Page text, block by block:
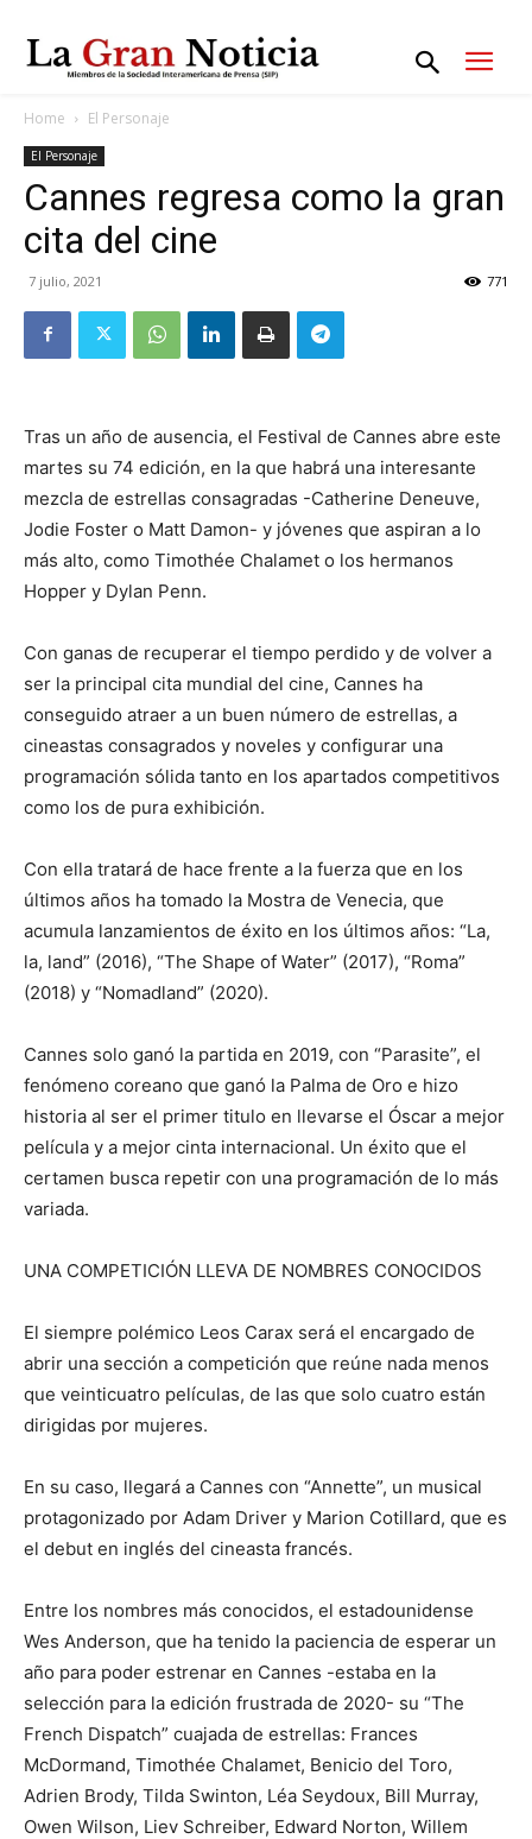
Home El Personaje
El Personaje
Cannes regresa como la gran
cita del cine
7 julio, 2021 771
Tras un año de ausencia, el Festival de Cannes abre este
martes su 74 edición, en la que habrá una interesante
mezcla de estrellas consagradas -Catherine Deneuve,
Jodie Foster o Matt Damon- y jóvenes que aspiran a lo
más alto, como Timothée Chalamet o los hermanos
Hopper y Dylan Penn.
Con ganas de recuperar el tiempo perdido y de volver a
ser la principal cita mundial del cine, Cannes ha
conseguido atraer a un buen número de estrellas, a
cineastas consagrados y noveles y configurar una
programación sólida tanto en los apartados competitivos
como los de pura exhibición.
Con ella tratará de hace frente a la fuerza que en los
últimos años ha tomado la Mostra de Venecia, que
acumula lanzamientos de éxito en los últimos años: “La,
la, land” (2016), “The Shape of Water” (2017), “Roma”
(2018) y “Nomadland” (2020).
Cannes solo ganó la partida en 2019, con “Parasite”, el
fenómeno coreano que ganó la Palma de Oro e hizo
historia al ser el primer titulo en llevarse el Óscar a mejor
película y a mejor cinta internacional. Un éxito que el
certamen busca repetir con una programación de lo más
variada.
UNA COMPETICIÓN LLEVA DE NOMBRES CONOCIDOS
El siempre polémico Leos Carax será el encargado de
abrir una sección a competición que reúne nada menos
que veinticuatro películas, de las que solo cuatro están
dirigidas por mujeres.
En su caso, llegará a Cannes con “Annette”, un musical
protagonizado por Adam Driver y Marion Cotillard, que es
el debut en inglés del cineasta francés.
Entre los nombres más conocidos, el estadounidense
Wes Anderson, que ha tenido la paciencia de esperar un
año para poder estrenar en Cannes -estaba en la
selección para la edición frustrada de 2020- su “The
French Dispatch” cuajada de estrellas: Frances
McDormand, Timothée Chalamet, Benicio del Toro,
Adrien Brody, Tilda Swinton, Léa Seydoux, Bill Murray,
Owen Wilson, Liev Schreiber, Edward Norton, Willem